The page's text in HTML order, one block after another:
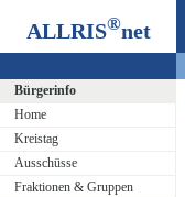
ALLRIS®net
Bürgerinfo
Home
Kreistag
Ausschüsse
Fraktionen & Gruppen